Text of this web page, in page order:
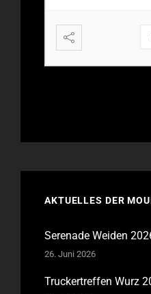
AKTUELLES DER
Serenade Weiden
26. Juni 2026
Truckertreffen Wurz